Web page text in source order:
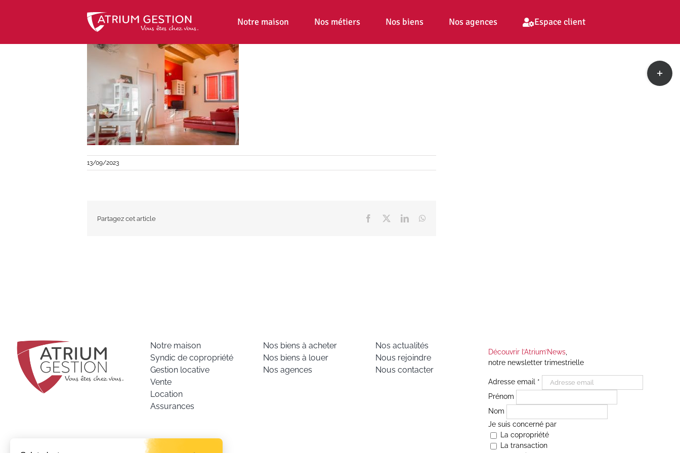
Notre maison Nos métiers Nos biens Nos agences Espace client
13/09/2023
Partagez cet article Facebook LinkedIn
Notre maison
Syndic de copropriété
Gestion locative
Vente
Location
Assurances
Nos biens à acheter
Nos biens à louer
Nos agences
Nos actualités
Nous rejoindre
Nous contacter
Découvrir l’Atrium’News,
notre newsletter trimestrielle
Adresse email *
Prénom
Nom
Je suis concerné par
La copropriété
La transaction
Toggle
Sliding
Bar